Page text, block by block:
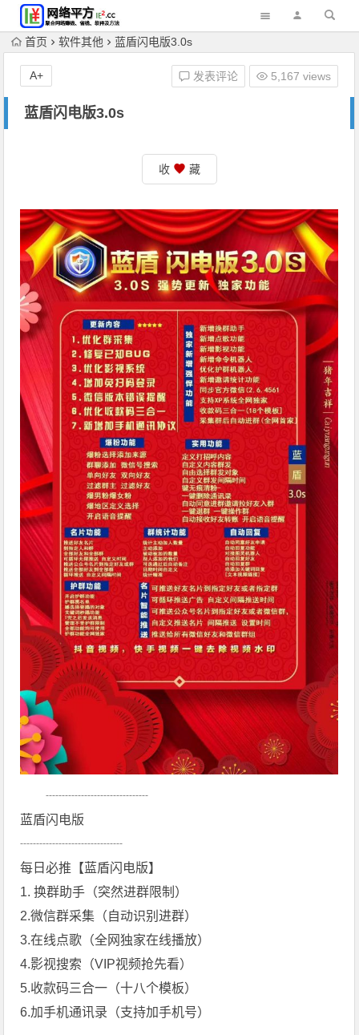
首页 软件其他 蓝盾闪电版3.0s
蓝盾闪电版3.0s
发表评论 5,167 views
A+
收 藏
┈┈┈┈┈┈┈┈
蓝盾闪电版
┈┈┈┈┈┈┈┈
每日必​推【蓝盾闪电版】
1. 换群助手（突然进群限制）
2.微信群采集（自动识别进群）
3.在线点歌（全网独家在线播放）
4.影视搜索（VIP视频抢先看）
5.收款码三合一（十八个模板）
6.加手机通讯录（支持加手机号）